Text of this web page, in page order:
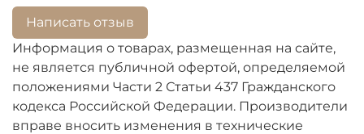
Написать отзыв
Информация о товарах, размещенная на сайте,
не является публичной офертой, определяемой
положениями Части 2 Статьи 437 Гражданского
кодекса Российской Федерации. Производители
вправе вносить изменения в технические